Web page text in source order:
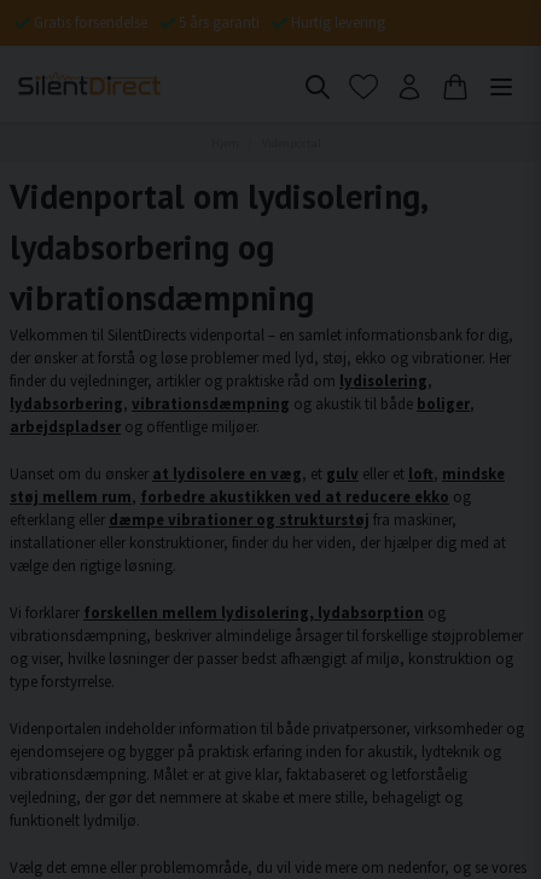
Gratis forsendelse 5 års garanti Hurtig levering
Videnportal om lydisolering,
lydabsorbering og
vibrationsdæmpning
Velkommen til SilentDirects videnportal – en samlet informationsbank for dig,
der ønsker at forstå og løse problemer med lyd, støj, ekko og vibrationer. Her
finder du vejledninger, artikler og praktiske råd om lydisolering,
lydabsorbering, vibrationsdæmpning og akustik til både boliger,
arbejdspladser og offentlige miljøer.
Uanset om du ønsker at lydisolere en væg, et gulv eller et loft, mindske
støj mellem rum, forbedre akustikken ved at reducere ekko og
efterklang eller dæmpe vibrationer og strukturstøj fra maskiner,
installationer eller konstruktioner, finder du her viden, der hjælper dig med at
vælge den rigtige løsning.
Vi forklarer forskellen mellem lydisolering, lydabsorption og
vibrationsdæmpning, beskriver almindelige årsager til forskellige støjproblemer
og viser, hvilke løsninger der passer bedst afhængigt af miljø, konstruktion og
type forstyrrelse.
Videnportalen indeholder information til både privatpersoner, virksomheder og
ejendomsejere og bygger på praktisk erfaring inden for akustik, lydteknik og
vibrationsdæmpning. Målet er at give klar, faktabaseret og letforståelig
vejledning, der gør det nemmere at skabe et mere stille, behageligt og
funktionelt lydmiljø.
Vælg det emne eller problemområde, du vil vide mere om nedenfor, og se vores